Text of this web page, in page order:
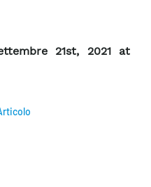
21st, 2021 at